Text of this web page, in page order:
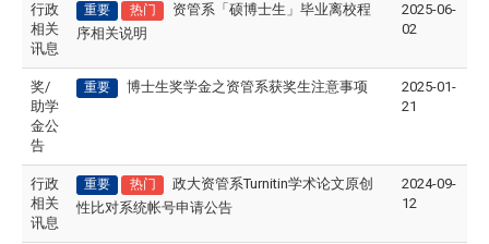
行政
相关
讯息
重要 热门
资管系「硕博士生」毕业离校程
序相关说明
2025-06-
02
奖/
助学
金公
告
重要 博士生奖学金之资管系获奖生注意事项
2025-01-
21
行政
相关
讯息
重要 热门
政大资管系Turnitin学术论文原创
性比对系统帐号申请公告
2024-09-
12